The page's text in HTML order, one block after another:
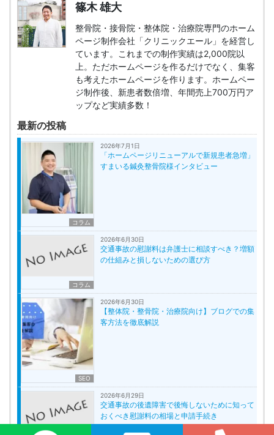
篠木 雄大
整骨院・接骨院・整体院・治療院専門のホーム
ページ制作会社「クリニックエール」を経営し
ています。これまでの制作実績は2,000院以
上。ただホームページを作るだけでなく、集客
も考えたホームページを作ります。ホームペー
ジ制作後、新患者数倍増、年間売上700万円ア
ップなど実績多数！
最新の投稿
コラム
2026年7月1日
「ホームページリニューアルで新規患者急増」
すまいる鍼灸整骨院様インタビュー
コラム
2026年6月30日
交通事故の慰謝料は弁護士に相談すべき？増額
の仕組みと損しないための選び方
SEO
2026年6月30日
【整体院・整骨院・治療院向け】ブログでの集
客方法を徹底解説
2026年6月29日
交通事故の後遺障害で後悔しないために知って
おくべき慰謝料の相場と申請手続き